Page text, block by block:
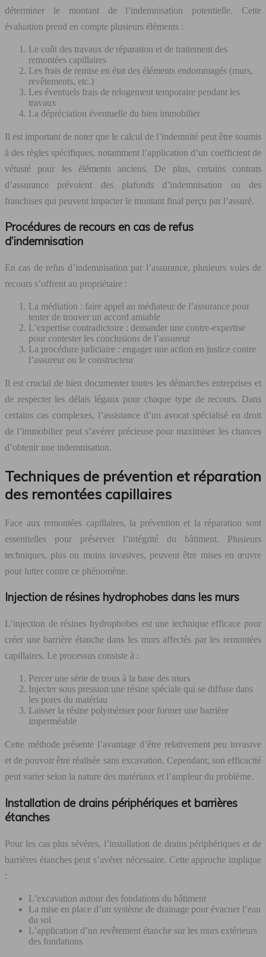
déterminer le montant de l’indemnisation potentielle. Cette
évaluation prend en compte plusieurs éléments :
Le coût des travaux de réparation et de traitement des
remontées capillaires
Les frais de remise en état des éléments endommagés (murs,
revêtements, etc.)
Les éventuels frais de relogement temporaire pendant les
travaux
La dépréciation éventuelle du bien immobilier
Il est important de noter que le calcul de l’indemnité peut être soumis
à des règles spécifiques, notamment l’application d’un coefficient de
vétusté pour les éléments anciens. De plus, certains contrats
d’assurance prévoient des plafonds d’indemnisation ou des
franchises qui peuvent impacter le montant final perçu par l’assuré.
Procédures de recours en cas de refus
d’indemnisation
En cas de refus d’indemnisation par l’assurance, plusieurs voies de
recours s’offrent au propriétaire :
La médiation : faire appel au médiateur de l’assurance pour
tenter de trouver un accord amiable
L’expertise contradictoire : demander une contre-expertise
pour contester les conclusions de l’assureur
La procédure judiciaire : engager une action en justice contre
l’assureur ou le constructeur
Il est crucial de bien documenter toutes les démarches entreprises et
de respecter les délais légaux pour chaque type de recours. Dans
certains cas complexes, l’assistance d’un avocat spécialisé en droit
de l’immobilier peut s’avérer précieuse pour maximiser les chances
d’obtenir une indemnisation.
Techniques de prévention et réparation
des remontées capillaires
Face aux remontées capillaires, la prévention et la réparation sont
essentielles pour préserver l’intégrité du bâtiment. Plusieurs
techniques, plus ou moins invasives, peuvent être mises en œuvre
pour lutter contre ce phénomène.
Injection de résines hydrophobes dans les murs
L’injection de résines hydrophobes est une technique efficace pour
créer une barrière étanche dans les murs affectés par les remontées
capillaires. Le processus consiste à :
Percer une série de trous à la base des murs
Injecter sous pression une résine spéciale qui se diffuse dans
les pores du matériau
Laisser la résine polymériser pour former une barrière
imperméable
Cette méthode présente l’avantage d’être relativement peu invasive
et de pouvoir être réalisée sans excavation. Cependant, son efficacité
peut varier selon la nature des matériaux et l’ampleur du problème.
Installation de drains périphériques et barrières
étanches
Pour les cas plus sévères, l’installation de drains périphériques et de
barrières étanches peut s’avérer nécessaire. Cette approche implique
:
L’excavation autour des fondations du bâtiment
La mise en place d’un système de drainage pour évacuer l’eau
du sol
L’application d’un revêtement étanche sur les murs extérieurs
des fondations